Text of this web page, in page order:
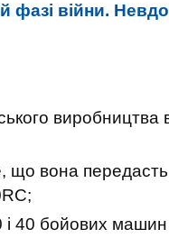
фазі війни.
виробництва
що вона
40 бойових машин